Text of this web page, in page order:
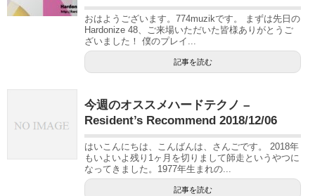
おはようございます。774muzikです。 まずは先日の
Hardonize 48、ご来場いただいた皆様ありがとうご
ざいました！ 僕のプレイ...
記事を読む
今週のオススメハードテクノ –
Resident’s Recommend 2018/12/06
はいこんにちは、こんばんは、さんごです。 2018年
もいよいよ残り1ヶ月を切りまして師走というやつに
なってきました。1977年生まれの...
記事を読む